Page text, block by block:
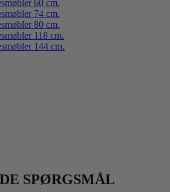
60 cm.
74 cm.
80 cm.
118 cm.
144 cm.
SPØRGSMÅL